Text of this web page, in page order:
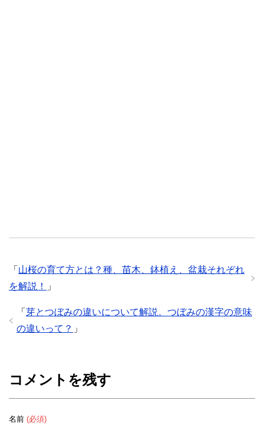
「 山桜の育て方とは？種、苗木、鉢植え、盆栽それぞれ
を解説！
」
「 芽とつぼみの違いについて解説。つぼみの漢字の意味
の違いって？ 」
コメントを残す
名前 (必須)